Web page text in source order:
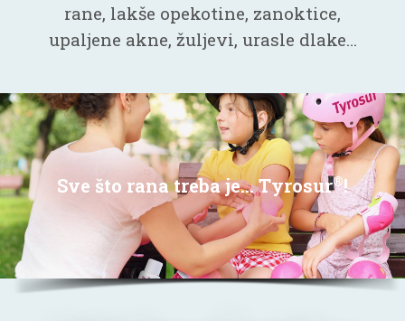
rane, lakše opekotine, zanoktice,
upaljene akne, žuljevi, urasle dlake…
Sve što rana treba je... Tyrosur®!